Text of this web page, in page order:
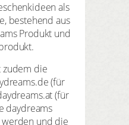
als
bestehend aus
Produkt und
zudem die
(für
(für
daydreams
und die